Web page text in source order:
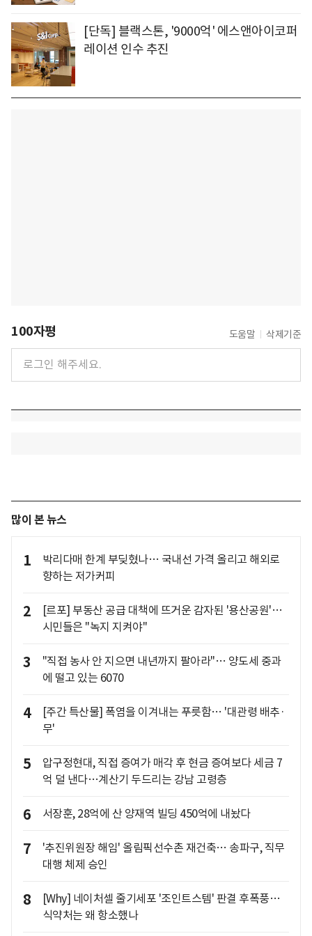
[단독] 블랙스톤, '9000억' 에스앤아이코퍼
레이션 인수 추진
100자평 도움말 삭제기준
많이 본 뉴스
1
박리다매 한계 부딪혔나… 국내선 가격 올리고 해외로
향하는 저가커피
2
[르포] 부동산 공급 대책에 뜨거운 감자된 '용산공원'…
시민들은 "녹지 지켜야"
3
"직접 농사 안 지으면 내년까지 팔아라"… 양도세 중과
에 떨고 있는 6070
4
[주간 특산물] 폭염을 이겨내는 푸릇함… '대관령 배추·
무'
5
압구정현대, 직접 증여가 매각 후 현금 증여보다 세금 7
억 덜 낸다…계산기 두드리는 강남 고령층
6 서장훈, 28억에 산 양재역 빌딩 450억에 내놨다
7
'추진위원장 해임' 올림픽선수촌 재건축… 송파구, 직무
대행 체제 승인
8
[Why] 네이처셀 줄기세포 '조인트스템' 판결 후폭풍…
식약처는 왜 항소했나